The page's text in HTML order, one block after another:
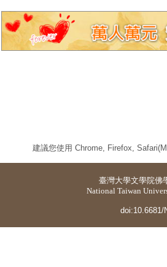
建議您使用 Chrome, Firefox,
臺灣大學文學院佛
National Taiwan
doi:10.6681/